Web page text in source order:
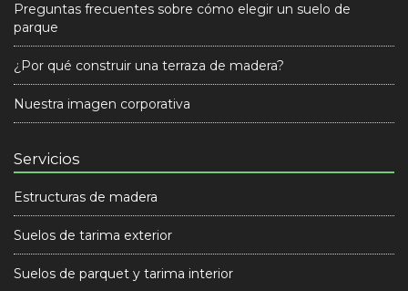
Preguntas frecuentes sobre cómo elegir un suelo de
parque
¿Por qué construir una terraza de madera?
Nuestra imagen corporativa
Servicios
Estructuras de madera
Suelos de tarima exterior
Suelos de parquet y tarima interior